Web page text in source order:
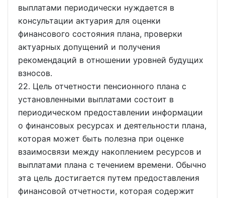
выплатами периодически нуждается в
консультации актуария для оценки
финансового состояния плана, проверки
актуарных допущений и получения
рекомендаций в отношении уровней будущих
взносов.
22. Цель отчетности пенсионного плана с
установленными выплатами состоит в
периодическом предоставлении информации
о финансовых ресурсах и деятельности плана,
которая может быть полезна при оценке
взаимосвязи между накоплением ресурсов и
выплатами плана с течением времени. Обычно
эта цель достигается путем предоставления
финансовой отчетности, которая содержит